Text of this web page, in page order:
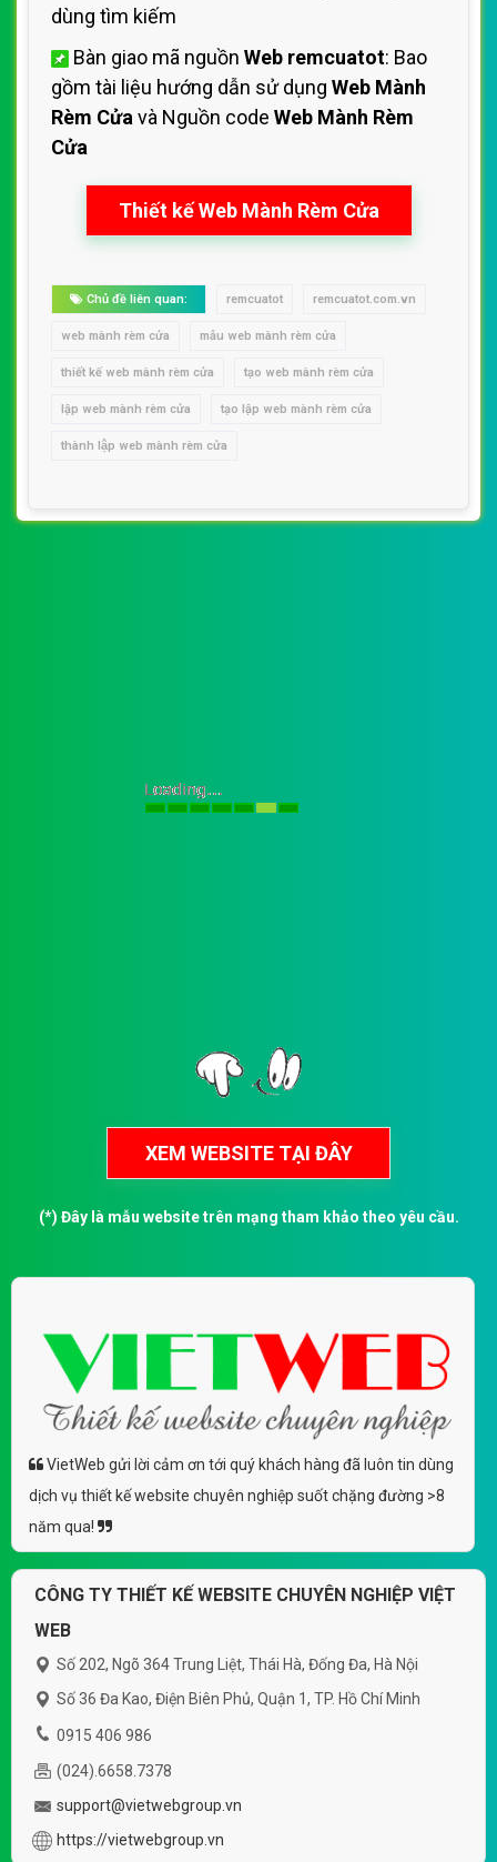
dùng tìm kiếm
Bàn giao mã nguồn Web remcuatot: Bao
gồm tài liệu hướng dẫn sử dụng Web Mành
Rèm Cửa và Nguồn code Web Mành Rèm
Cửa
Thiết kế Web Mành Rèm Cửa
Chủ đề liên quan: remcuatot remcuatot.com.vn
web mành rèm cửa mẫu web mành rèm cửa
thiết kế web mành rèm cửa tạo web mành rèm cửa
lập web mành rèm cửa tạo lập web mành rèm cửa
thành lập web mành rèm cửa